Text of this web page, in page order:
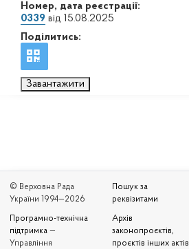
Номер, дата реєстрації:
0339 від 15.08.2025
Поділитись:
Завантажити
© Верховна Рада
України 1994—2026
Програмно-технічна
підтримка —
Управління
Пошук за
реквізитами
Архів
законопроєктів,
проєктів інших актів